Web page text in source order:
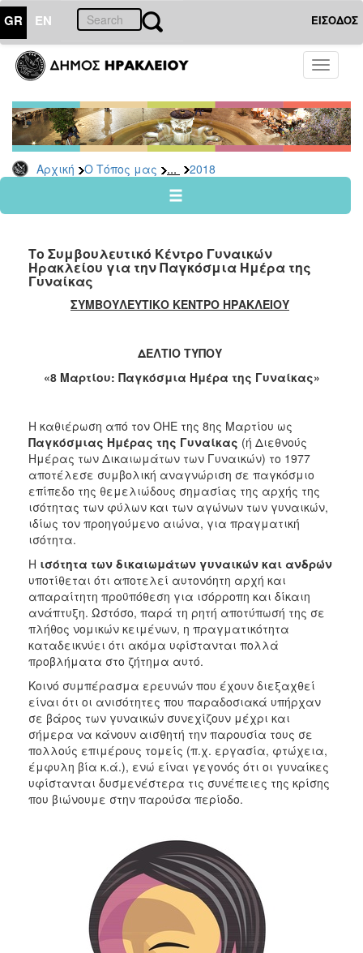
GR EN ΕΙΣΟΔΟΣ
Toggle
Αρχική Ο Τόπος μας ... 2018
ΤΟΠΟΣ
ΜΑΣ
Ανακοινώσεις
Αρχείο
2026
2024
2022
2021
2020
2017
2015
2012
2011
ΔΗΜΟΣ
ΠΟΛΙΤΙΣΜΟΣ
ΑΝΘΕΚΤΙΚΗ
ΠΟΛΗ
Το Συμβουλευτικό Κέντρο Γυναικών
Ηρακλείου για την Παγκόσμια Ημέρα της
Γυναίκας
ΣΥΜΒΟΥΛΕΥΤΙΚΟ ΚΕΝΤΡΟ ΗΡΑΚΛΕΙΟΥ
ΔΕΛΤΙΟ ΤΥΠΟΥ
«8 Μαρτίου: Παγκόσμια Ημέρα της Γυναίκας»
Η καθιέρωση από τον ΟΗΕ της 8ης Μαρτίου ως
Παγκόσμιας Ημέρας της Γυναίκας (ή Διεθνούς
Ημέρας των Δικαιωμάτων των Γυναικών) το 1977
αποτέλεσε συμβολική αναγνώριση σε παγκόσμιο
επίπεδο της θεμελιώδους σημασίας της αρχής της
ισότητας των φύλων και των αγώνων των γυναικών,
ιδίως τον προηγούμενο αιώνα, για πραγματική
ισότητα.
Η ισότητα των δικαιωμάτων γυναικών και ανδρών
υποτίθεται ότι αποτελεί αυτονόητη αρχή και
απαραίτητη προϋπόθεση για ισόρροπη και δίκαιη
ανάπτυξη. Ωστόσο, παρά τη ρητή αποτύπωσή της σε
πλήθος νομικών κειμένων, η πραγματικότητα
καταδεικνύει ότι ακόμα υφίστανται πολλά
προβλήματα στο ζήτημα αυτό.
Κοινό συμπέρασμα ερευνών που έχουν διεξαχθεί
είναι ότι οι ανισότητες που παραδοσιακά υπήρχαν
σε βάρος των γυναικών συνεχίζουν μέχρι και
σήμερα να κάνουν αισθητή την παρουσία τους σε
πολλούς επιμέρους τομείς (π.χ. εργασία, φτώχεια,
έμφυλη βία κ.ά.), ενώ είναι γεγονός ότι οι γυναίκες
υφίστανται δυσμενέστερα τις συνέπειες της κρίσης
που βιώνουμε στην παρούσα περίοδο.